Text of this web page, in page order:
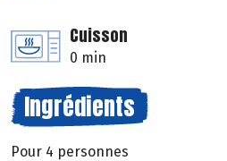
Cuisson
0 min
Ingrédients
Pour 4 personnes